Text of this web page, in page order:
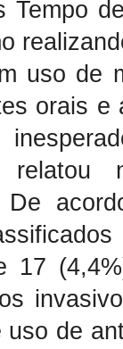
Tempo
uso de
orais e
De
17
uso de